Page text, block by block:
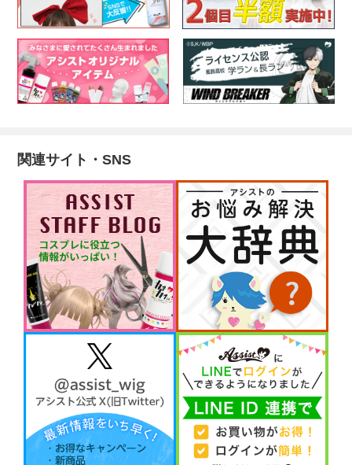
関連サイト・SNS